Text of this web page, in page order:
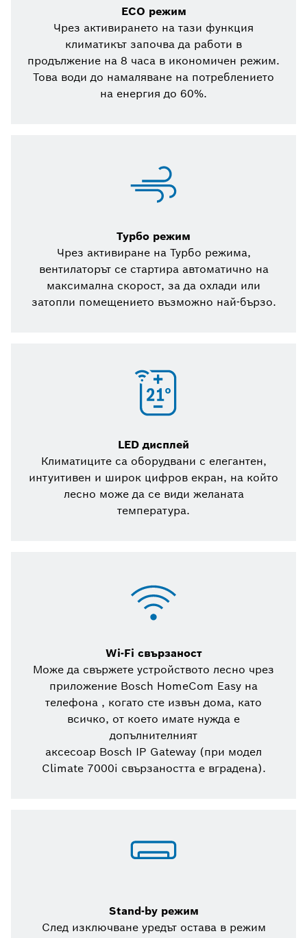
ECO режим
Чрез активирането на тази функция
климатикът започва да работи в
продължение на 8 часа в икономичен режим.
Това води до намаляване на потреблението
на енергия до 60%.
Турбо режим
Чрез активиране на Турбо режима,
вентилаторът се стартира автоматично на
максимална скорост, за да охлади или
затопли помещението възможно най-бързо.
LED дисплей
Климатиците са оборудвани с елегантен,
интуитивен и широк цифров екран, на който
лесно може да се види желаната
температура.
Wi-Fi свързаност
Може да свържете устройството лесно чрез
приложение Bosch HomeCom Easy на
телефона , когато сте извън дома, като
всичко, от което имате нужда е
допълнителният
аксесоар Bosch IP Gateway (при модел
Climate 7000i свързаността е вградена).
Stand-by режим
След изключване уредът остава в режим